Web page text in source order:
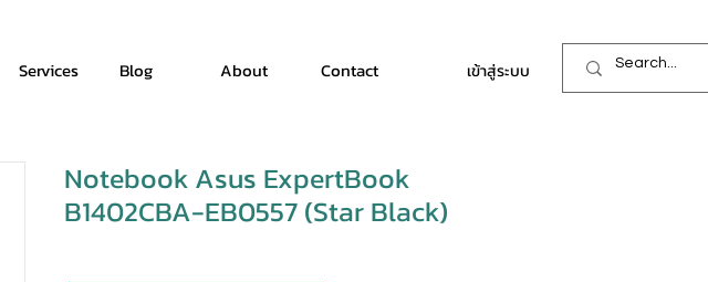
Services Blog About Contact เข้าสู่ระบบ
Notebook Asus ExpertBook
B1402CBA-EB0557 (Star Black)